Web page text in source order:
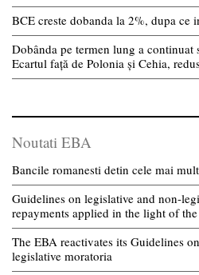
BCE creste dobanda la 2%, dupa ce
Dobânda pe termen lung a continuat
Ecartul față de Polonia și Cehia,
Noutati EBA
Bancile romanesti detin cele mai
Guidelines on legislative and non-
repayments applied in the light of
The EBA reactivates its Guidelines
legislative moratoria